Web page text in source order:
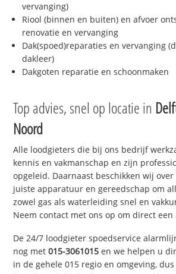
vervanging)
Riool (binnen en buiten) en afvoer
renovatie en vervanging
Dak(spoed)reparaties en vervanging
dakleer)
Dakgoten reparatie en schoonmaken
Top advies, snel op locatie in
Noord
Alle loodgieters die bij ons bedrijf
kennis en vakmanschap en zijn
opgeleid. Daarnaast beschikken wij
juiste apparatuur en gereedschap om
zowel gas als waterleiding snel en
Neem contact met ons op om direct een
De 24/7 loodgieter spoedservice
nog met015-3061015 en we helpen u
in de gehele 015 regio en omgeving,